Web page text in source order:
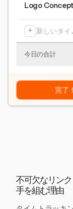
Logo
+ 新しいタ
今日の合計
完了
不可欠なリン
手を組む理由